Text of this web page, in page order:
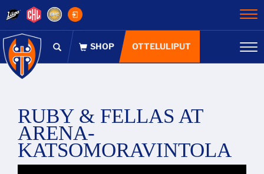
OTTELULIPUT
RUBY & FELLAS AT
ARENA-
KATSOMORAVINTOLA